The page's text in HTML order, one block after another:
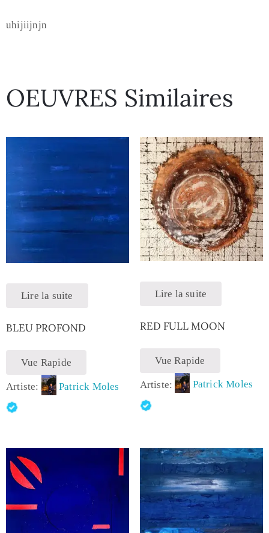
uhijiijnjn
OEUVRES Similaires
Lire la suite
BLEU PROFOND
Vue Rapide
Artiste: Patrick Moles
Lire la suite
RED FULL MOON
Vue Rapide
Artiste: Patrick Moles